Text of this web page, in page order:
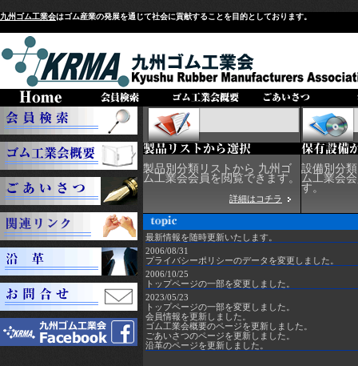
九州ゴム工業会はゴム産業の発展を通じて社会に貢献することを目的としております。
製品別分類リストから 九州ゴ
ム工業会会員を閲覧できます。
詳細はコチラ
設備別分
ム工業会
す。
最新情報を随時更新いたします。
2006/08/31
プライバシーポリシーのデータを変更しました。
2006/10/25
トップページの一部を変更しました。
2023/05/23
トップページの一部を変更しました。
会員情報を更新しました。
ゴム工業会概要のページを更新しました。
ごあいさつのページを更新しました。
沿革のページを更新しました。